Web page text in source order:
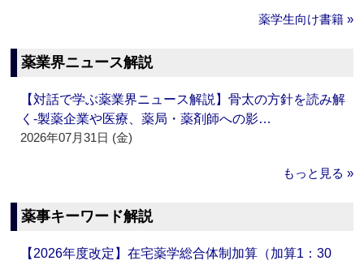
薬学生向け書籍 »
薬業界ニュース解説
【対話で学ぶ薬業界ニュース解説】骨太の方針を読み解
く‐製薬企業や医療、薬局・薬剤師への影…
2026年07月31日 (金)
もっと見る »
薬事キーワード解説
【2026年度改定】在宅薬学総合体制加算（加算1：30